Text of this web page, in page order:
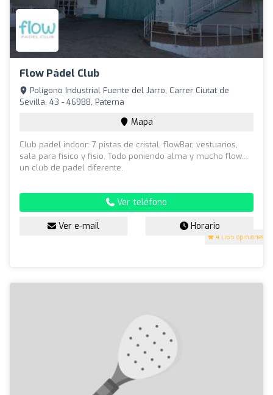
Flow Pádel Club
4 (165 opiniones)
Polígono Industrial Fuente del Jarro, Carrer Ciutat de
Sevilla, 43 - 46988, Paterna
Mapa
Club padel indoor: 7 pistas de cristal, flowBar, vestuarios,
sala para fisico y fisio. Todo poniendo alma y mucho flow…
un club de padel diferente.
Ver teléfono
Ver e-mail Horario